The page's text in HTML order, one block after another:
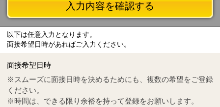
Tel
0570-55-0314
入力内容を確認する
以下は任意入力となります。
面接希望日時があればご入力ください。
面接希望日時
※スムーズに面接日時を決めるためにも、複数の希望をご登録
ください。
※時間は、できる限り余裕を持って登録をお願いします。